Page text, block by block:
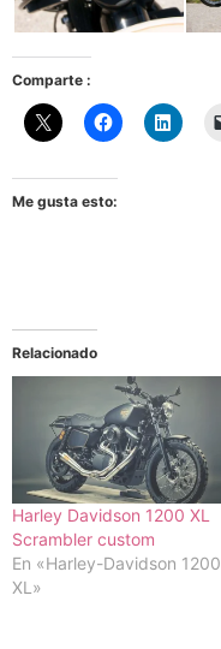
Comparte :
Me gusta esto:
Relacionado
Harley Davidson 1200 XL
Scrambler custom
En «Harley-Davidson 1200
XL»